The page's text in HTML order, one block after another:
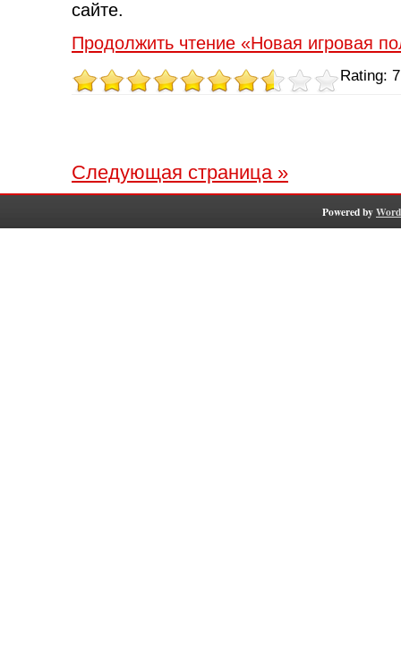
сайте.
Продолжить чтение «Новая игровая
Rating:
Следующая страница »
Powered by